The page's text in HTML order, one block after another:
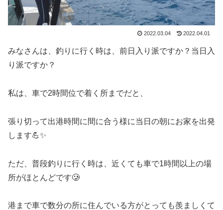
2022.03.04 2022.04.01
みなさんは、釣りに行く時は、前日入り派ですか？当日入
り派ですか？
私は、車で2時間位で着く所までだと、
張り切って出港時間に間に合う様に当日の朝にお家を出発
します💪✨
ただ、普段釣りに行く時は、近くても車で1時間以上の場
所がほとんどです🥲
港まで車で数分の所に住んでいる方がとっても羨ましくて